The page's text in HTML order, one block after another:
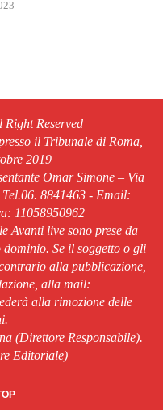
Reserved
il Tribunale di Roma,
2019
Omar Simone – Via
8841463 - Email:
11058950962
Avanti live sono prese da
Se il soggetto o gli
alla pubblicazione,
alla mail:
alla rimozione delle
(Direttore Responsabile).
Editoriale)